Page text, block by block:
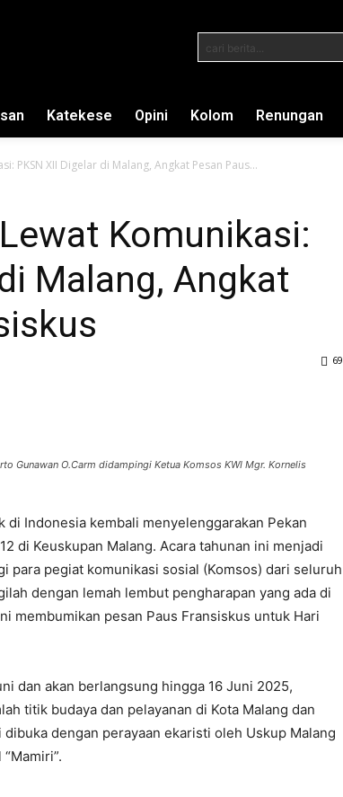
cari berita...
Katekese Opini Kolom Renungan
PKSN XII Digelar di Malang, Angkat Pesan Paus...
Komunikasi:
Malang, Angkat
69
Gunawan O.Carm didampingi Ketua Komsos KWI Mgr. Kornelis
di Indonesia kembali menyelenggarakan Pekan
di Keuskupan Malang. Acara tahunan ini menjadi
para pegiat komunikasi sosial (Komsos) dari seluruh
dengan lemah lembut pengharapan yang ada di
membumikan pesan Paus Fransiskus untuk Hari
dan akan berlangsung hingga 16 Juni 2025,
titik budaya dan pelayanan di Kota Malang dan
dengan perayaan ekaristi oleh Uskup Malang